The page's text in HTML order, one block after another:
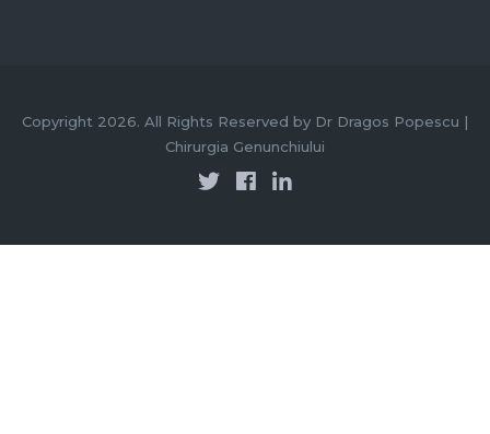
Copyright 2026. All Rights Reserved by Dr Dragos Popescu |
Chirurgia Genunchiului